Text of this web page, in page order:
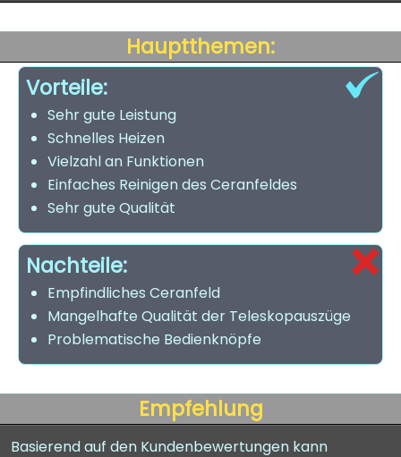
Hauptthemen:
Vorteile:
Sehr gute Leistung
Schnelles Heizen
Vielzahl an Funktionen
Einfaches Reinigen des Ceranfeldes
Sehr gute Qualität
Nachteile:
Empfindliches Ceranfeld
Mangelhafte Qualität der Teleskopauszüge
Problematische Bedienknöpfe
Empfehlung
Basierend auf den Kundenbewertungen kann